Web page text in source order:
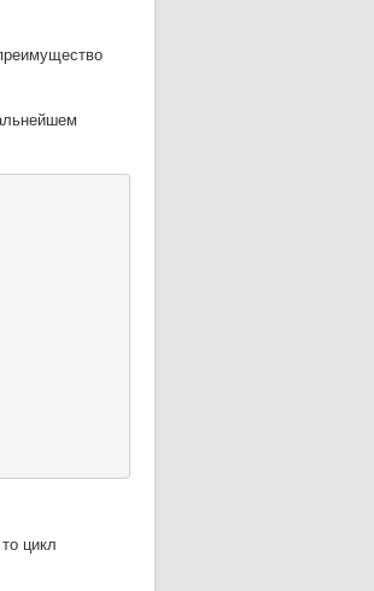
цикл